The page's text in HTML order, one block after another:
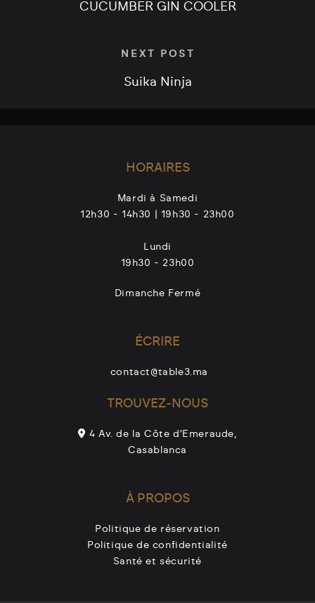
CUCUMBER GIN COOLER
NEXT POST
Suika Ninja
HORAIRES
Mardi à Samedi
12h30 - 14h30 | 19h30 - 23h00
Lundi
19h30 - 23h00
Dimanche Fermé
ÉCRIRE
contact@table3.ma
TROUVEZ-NOUS
4 Av. de la Côte d'Emeraude,
Casablanca
À PROPOS
Politique de réservation
Politique de confidentialité
Santé et sécurité